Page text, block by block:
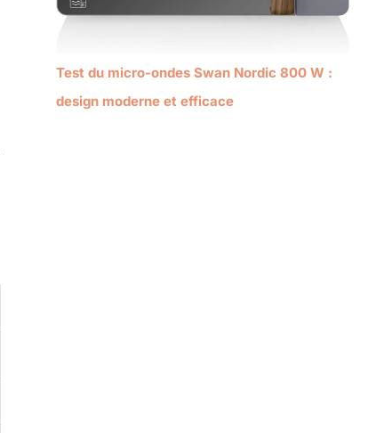
Test du micro-ondes Swan Nordic 800 W :
design moderne et efficace